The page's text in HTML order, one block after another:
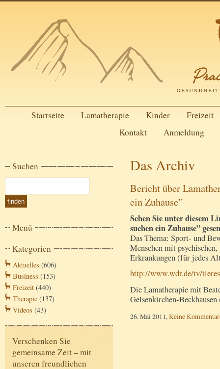
Startseite Lamatherapie Kinder
Freizeit
Kontakt
Anmeldung
Suchen
Menü
Kategorien
Aktuelles (606)
Business (153)
Freizeit (440)
Therapie (137)
Videos (43)
Verschenken Sie
gemeinsame Zeit – mit
unseren freundlichen
Das Archiv
Bericht über
ein Zuhause”
Sehen Sie unter diesem
suchen ein Zuhause”
Das Thema: Sport- und
Menschen mit
Erkrankungen (für jedes
http://www.wdr.de/tv/
Die Lamatherapie mit
Gelsenkirchen-
26. Mai 2011,Keine